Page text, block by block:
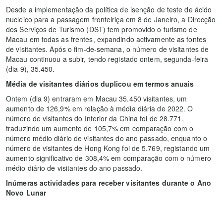
Desde a implementação da política de isenção de teste de ácido
nucleico para a passagem fronteiriça em 8 de Janeiro, a Direcção
dos Serviços de Turismo (DST) tem promovido o turismo de
Macau em todas as frentes, expandindo activamente as fontes
de visitantes. Após o fim-de-semana, o número de visitantes de
Macau continuou a subir, tendo registado ontem, segunda-feira
(dia 9), 35.450.
Média de visitantes diários duplicou em termos anuais
Ontem (dia 9) entraram em Macau 35.450 visitantes, um
aumento de 126,9% em relação à média diária de 2022. O
número de visitantes do Interior da China foi de 28.771,
traduzindo um aumento de 105,7% em comparação com o
número médio diário de visitantes do ano passado, enquanto o
número de visitantes de Hong Kong foi de 5.769, registando um
aumento significativo de 308,4% em comparação com o número
médio diário de visitantes do ano passado.
Inúmeras actividades para receber visitantes durante o Ano
Novo Lunar